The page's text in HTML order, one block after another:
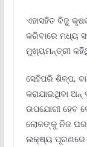
ଏହାସହିତ ବିଜୁ
କରିବାରେ ମଧ୍ୟ
ମୁଖ୍ୟମନ୍ତ୍ରୀ
ସେହିପରି ଶିଳ୍ପ,
କରାଯାଇଥିବା
ଉପଯୋଗୀ ହେବ
ଲୋକଙ୍କୁ ନିଜ ଘର
ଲକ୍ଷ୍ୟ ପୂରଣରେ